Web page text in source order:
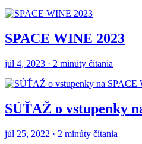
SPACE WINE 2023
júl 4, 2023 · 2 minúty čítania
SÚŤAŽ o vstupenky
júl 25, 2022 · 2 minúty čítania